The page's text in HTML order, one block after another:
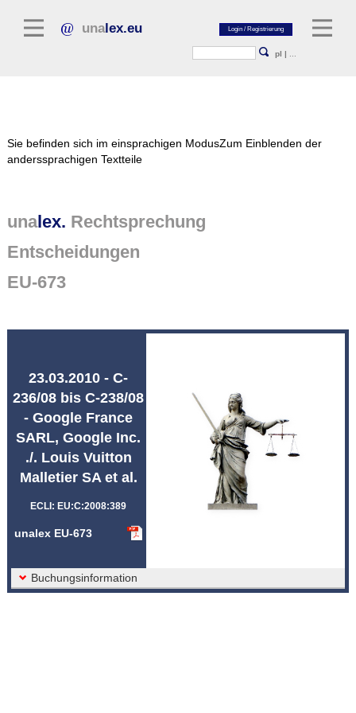
unalex.eu
pl |
Normtexte
Rechtsprechung
Sie befinden sich im einsprachigen ModusZum Einblenden der
anderssprachigen Textteile
unalex. Rechtsprechung
Entscheidungen
EU-673
23.03.2010 - C-
236/08 bis C-238/08
- Google France
SARL, Google Inc.
./. Louis Vuitton
Malletier SA et al.
ECLI: EU:C:2008:389
unalex EU-673
Buchungsinformation